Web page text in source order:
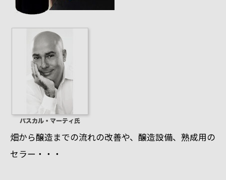
畑から醸造までの流れの改善や、醸造設備、熟成用の
セラー・・・